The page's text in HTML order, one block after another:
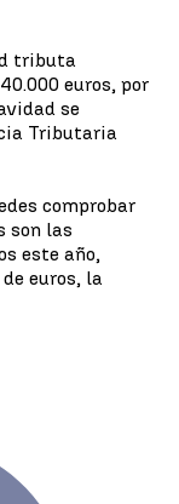
tributa
euros, por
se
Tributaria
comprobar
son las
este año,
euros, la